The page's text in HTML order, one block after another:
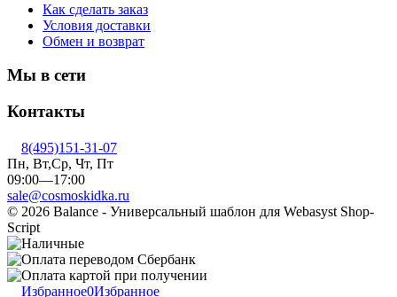
Как сделать заказ
Условия доставки
Обмен и возврат
Мы в сети
Контакты
8(495)151-31-07
Пн, Вт,Ср, Чт, Пт
09:00—17:00
sale@cosmoskidka.ru
© 2026 Balance - Универсальный шаблон для Webasyst Shop-
Script
Избранное0Избранное